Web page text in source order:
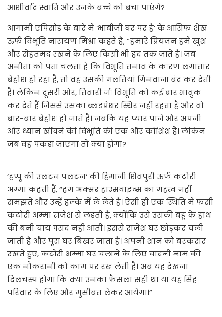
आशीर्वाद स्वाति और उनके बच्चे को बचा पाएंगे?
आगामी एपिसोड के बारे में ‘भाबीजी घर पर है’ के आसिफ शेख
ऊर्फ विभूति नारायण मिश्रा कहते हैं, “हमारे प्रियजन हमें खुश
और सेहतमंद रखने के लिए किसी भी हद तक जाते हैं। जब
अनीता को पता चलता है कि विभूति तनाव के कारण लगातार
बेहोश हो रहा है, तो वह उसकी गलतियां गिनवाना बंद कर देती
है। लेकिन दूसरी ओर, तिवारी जी विभूति को कई बार भावुक
कर देते हैं जिससे उसका ब्लडप्रेशर स्थिर नहीं रहता है और वो
बार-बार बेहोश हो जाते है। जबकि यह प्यार पाने और अपनी
ओर ध्यान खींचने की विभूति की एक और कोशिश है। लेकिन
जब वह पकड़ा जाएगा तो क्या होगा?
‘हप्पू की उलटन पलटन‘ की हिमानी शिवपुरी ऊर्फ कटोरी
अम्मा कहती हैं, “हम अक्सर हाउसवाइव्स का महत्व नहीं
समझते और उन्हें हल्के में ले लेते हैं। ऐसी ही एक स्थिति में फंसी
कटोरी अम्मा राजेश से लड़ती है, क्योंकि उसे उसकी बहू के हाथ
की बनी चाय पसंद नहीं आती। इससे राजेश घर छोड़कर चली
जाती है और पूरा घर बिखर जाता है। अपनी शान को बरकरार
रखते हुए, कटोरी अम्मा घर चलाने के लिए चांदनी नाम की
एक नौकरानी को काम पर रख लेती है। अब यह देखना
दिलचस्प होगा कि क्या उनका फैसला सही था या यह सिंह
परिवार के लिए और मुसीबत लेकर आयेगा।”